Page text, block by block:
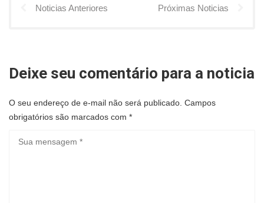
Noticias Anteriores Próximas Noticias
Deixe seu comentário para a noticia
O seu endereço de e-mail não será publicado. Campos
obrigatórios são marcados com *